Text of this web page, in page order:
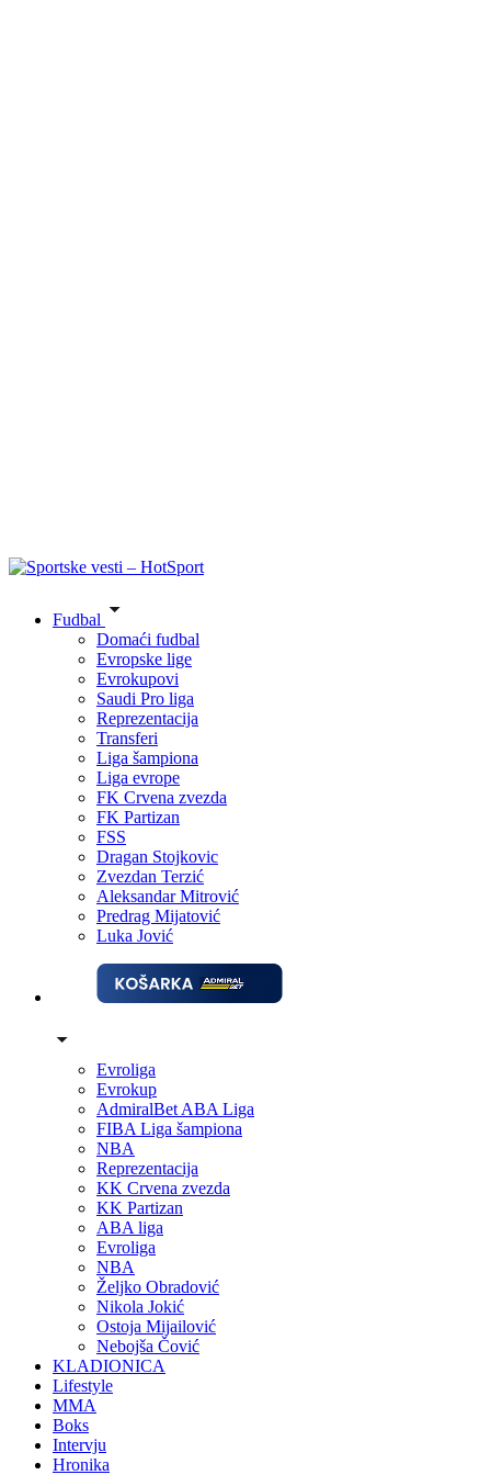
Fudbal
Domaći fudbal
Evropske lige
Evrokupovi
Saudi Pro liga
Reprezentacija
Transferi
Liga šampiona
Liga evrope
FK Crvena zvezda
FK Partizan
FSS
Dragan Stojkovic
Zvezdan Terzić
Aleksandar Mitrović
Predrag Mijatović
Luka Jović
Evroliga
Evrokup
AdmiralBet ABA Liga
FIBA Liga šampiona
NBA
Reprezentacija
KK Crvena zvezda
KK Partizan
ABA liga
Evroliga
NBA
Željko Obradović
Nikola Jokić
Ostoja Mijailović
Nebojša Čović
KLADIONICA
Lifestyle
MMA
Boks
Intervju
Hronika